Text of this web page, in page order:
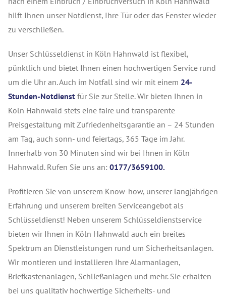
hilft Ihnen unser Notdienst, Ihre Tür oder das Fenster wieder
zu verschließen.
Unser Schlüsseldienst in Köln Hahnwald ist flexibel,
pünktlich und bietet Ihnen einen hochwertigen Service rund
um die Uhr an. Auch im Notfall sind wir mit einem 24-
Stunden-Notdienst für Sie zur Stelle. Wir bieten Ihnen in
Köln Hahnwald stets eine faire und transparente
Preisgestaltung mit Zufriedenheitsgarantie an – 24 Stunden
am Tag, auch sonn- und feiertags, 365 Tage im Jahr.
Innerhalb von 30 Minuten sind wir bei Ihnen in Köln
Hahnwald. Rufen Sie uns an: 0177/3659100.
Profitieren Sie von unserem Know-how, unserer langjährigen
Erfahrung und unserem breiten Serviceangebot als
Schlüsseldienst! Neben unserem Schlüsseldienstservice
bieten wir Ihnen in Köln Hahnwald auch ein breites
Spektrum an Dienstleistungen rund um Sicherheitsanlagen.
Wir montieren und installieren Ihre Alarmanlagen,
Briefkastenanlagen, Schließanlagen und mehr. Sie erhalten
bei uns qualitativ hochwertige Sicherheits- und